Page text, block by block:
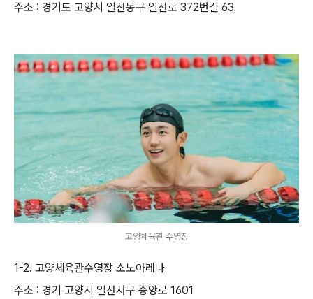
주소 : 경기도 고양시 일산동구 일산로 372번길 63
고양체육관 수영장
1-2. 고양체육관수영장 소노아레나
주소 : 경기 고양시 일산서구 중앙로 1601